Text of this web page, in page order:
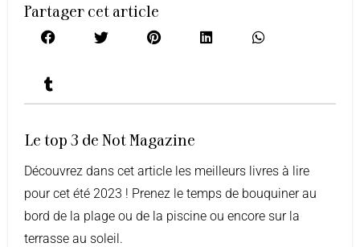
Partager cet article
Le top 3 de Not Magazine
Découvrez dans cet article les meilleurs livres à lire
pour cet été 2023 ! Prenez le temps de bouquiner au
bord de la plage ou de la piscine ou encore sur la
terrasse au soleil.